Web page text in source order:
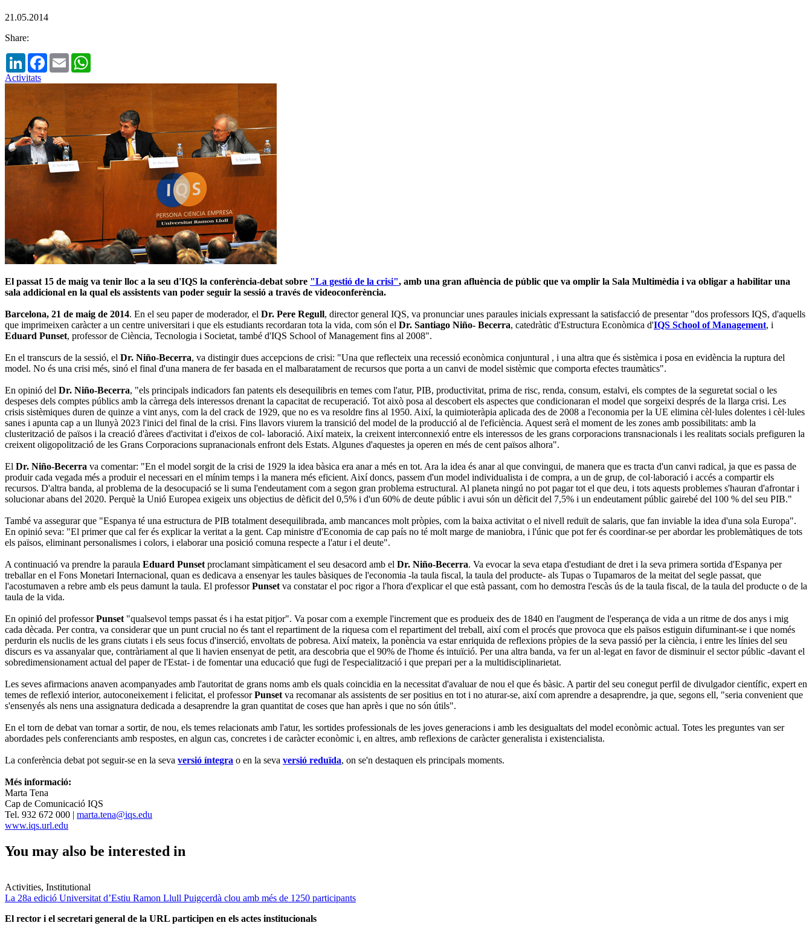
21.05.2014
Share:
LinkedInFacebook
Email
Activitats
El passat 15 de maig va tenir lloc a la seu d'IQS la conferència-debat sobre "La gestió de la crisi", amb una gran afluència de públic que va omplir la Sala Multimèdia i va obligar a habilitar una
sala addicional en la qual els assistents van poder seguir la sessió a través de videoconferència.
Barcelona, 21 de maig de 2014. En el seu paper de moderador, el Dr. Pere Regull, director general IQS, va pronunciar unes paraules inicials expressant la satisfacció de presentar "dos professors IQS, d'aquells
que imprimeixen caràcter a un centre universitari i que els estudiants recordaran tota la vida, com són el Dr. Santiago Niño- Becerra, catedràtic d'Estructura Econòmica d'IQS School of Management, i
Eduard Punset, professor de Ciència, Tecnologia i Societat, també d'IQS School of Management fins al 2008".
En el transcurs de la sessió, el Dr. Niño-Becerra, va distingir dues accepcions de crisi: "Una que reflecteix una recessió econòmica conjuntural , i una altra que és sistèmica i posa en evidència la ruptura del
model. No és una crisi més, sinó el final d'una manera de fer basada en el malbaratament de recursos que porta a un canvi de model sistèmic que comporta efectes traumàtics".
En opinió del Dr. Niño-Becerra, "els principals indicadors fan patents els desequilibris en temes com l'atur, PIB, productivitat, prima de risc, renda, consum, estalvi, els comptes de la seguretat social o les
despeses dels comptes públics amb la càrrega dels interessos drenant la capacitat de recuperació. Tot això posa al descobert els aspectes que condicionaran el model que sorgeixi després de la llarga crisi. Les
crisis sistèmiques duren de quinze a vint anys, com la del crack de 1929, que no es va resoldre fins al 1950. Així, la quimioteràpia aplicada des de 2008 a l'economia per la UE elimina cèl·lules dolentes i cèl·lules
sanes i apunta cap a un llunyà 2023 l'inici del final de la crisi. Fins llavors viurem la transició del model de la producció al de l'eficiència. Aquest serà el moment de les zones amb possibilitats: amb la
clusterització de països i la creació d'àrees d'activitat i d'eixos de col- laboració. Així mateix, la creixent interconnexió entre els interessos de les grans corporacions transnacionals i les realitats socials prefiguren la
creixent oligopolització de les Grans Corporacions supranacionals enfront dels Estats. Algunes d'aquestes ja operen en més de cent països alhora".
El Dr. Niño-Becerra va comentar: "En el model sorgit de la crisi de 1929 la idea bàsica era anar a més en tot. Ara la idea és anar al que convingui, de manera que es tracta d'un canvi radical, ja que es passa de
produir cada vegada més a produir el necessari en el mínim temps i la manera més eficient. Així doncs, passem d'un model individualista i de compra, a un de grup, de col·laboració i accés a compartir els
recursos. D'altra banda, al problema de la desocupació se li suma l'endeutament com a segon gran problema estructural. Al planeta ningú no pot pagar tot el que deu, i tots aquests problemes s'hauran d'afrontar i
solucionar abans del 2020. Perquè la Unió Europea exigeix uns objectius de dèficit del 0,5% i d'un 60% de deute públic i avui són un dèficit del 7,5% i un endeutament públic gairebé del 100 % del seu PIB."
També va assegurar que "Espanya té una estructura de PIB totalment desequilibrada, amb mancances molt pròpies, com la baixa activitat o el nivell reduït de salaris, que fan inviable la idea d'una sola Europa".
En opinió seva: "El primer que cal fer és explicar la veritat a la gent. Cap ministre d'Economia de cap país no té molt marge de maniobra, i l'únic que pot fer és coordinar-se per abordar les problemàtiques de tots
els països, eliminant personalismes i colors, i elaborar una posició comuna respecte a l'atur i el deute".
A continuació va prendre la paraula Eduard Punset proclamant simpàticament el seu desacord amb el Dr. Niño-Becerra. Va evocar la seva etapa d'estudiant de dret i la seva primera sortida d'Espanya per
treballar en el Fons Monetari Internacional, quan es dedicava a ensenyar les taules bàsiques de l'economia -la taula fiscal, la taula del producte- als Tupas o Tupamaros de la meitat del segle passat, que
l'acostumaven a rebre amb els peus damunt la taula. El professorPunset va constatar el poc rigor a l'hora d'explicar el que està passant, com ho demostra l'escàs ús de la taula fiscal, de la taula del producte o de la
taula de la vida.
En opinió del professorPunset "qualsevol temps passat és i ha estat pitjor". Va posar com a exemple l'increment que es produeix des de 1840 en l'augment de l'esperança de vida a un ritme de dos anys i mig
cada dècada. Per contra, va considerar que un punt crucial no és tant el repartiment de la riquesa com el repartiment del treball, així com el procés que provoca que els països estiguin difuminant-se i que només
perdurin els nuclis de les grans ciutats i els seus focus d'inserció, envoltats de pobresa. Així mateix, la ponència va estar enriquida de reflexions pròpies de la seva passió per la ciència, i entre les línies del seu
discurs es va assanyalar que, contràriament al que li havien ensenyat de petit, ara descobria que el 90% de l'home és intuïció. Per una altra banda, va fer un al·legat en favor de disminuir el sector públic -davant el
sobredimensionament actual del paper de l'Estat- i de fomentar una educació que fugi de l'especialització i que prepari per a la multidisciplinarietat.
Les seves afirmacions anaven acompanyades amb l'autoritat de grans noms amb els quals coincidia en la necessitat d'avaluar de nou el que és bàsic. A partir del seu conegut perfil de divulgador científic, expert en
temes de reflexió interior, autoconeixement i felicitat, el professorPunset va recomanar als assistents de ser positius en tot i no aturar-se, així com aprendre a desaprendre, ja que, segons ell, "seria convenient que
s'ensenyés als nens una assignatura dedicada a desaprendre la gran quantitat de coses que han après i que no són útils".
En el torn de debat van tornar a sortir, de nou, els temes relacionats amb l'atur, les sortides professionals de les joves generacions i amb les desigualtats del model econòmic actual. Totes les preguntes van ser
abordades pels conferenciants amb respostes, en algun cas, concretes i de caràcter econòmic i, en altres, amb reflexions de caràcter generalista i existencialista.
La conferència debat pot seguir-se en la seva versió íntegra o en la seva versió reduïda, on se'n destaquen els principals moments.
Més informació:
Marta Tena
Cap de Comunicació IQS
Tel. 932 672 000 | marta.tena@iqs.edu
www.iqs.url.edu
You may also be interested in
Activities, Institutional
La 28a edició Universitat d’Estiu Ramon Llull Puigcerdà clou amb més de 1250 participants
El rector i el secretari general de la URL participen en els actes institucionals